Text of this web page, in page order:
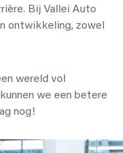
Bij Vallei Auto
ontwikkeling, zowel
wereld vol
we een betere
nog!